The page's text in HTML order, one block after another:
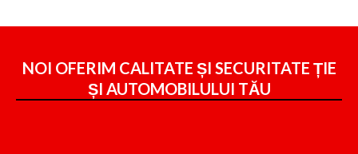
NOI OFERIM CALITATE ȘI SECURITATE ȚIE
ȘI AUTOMOBILULUI TĂU